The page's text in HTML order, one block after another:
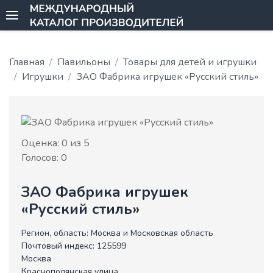
Главная Павильоны
Товары для детей и игрушки
Игрушки
ЗАО Фабрика игрушек «Русский стиль»
Оценка: 0 из 5
Голосов: 0
ЗАО Фабрика игрушек
«Русский стиль»
Регион, область: Москва и Московская область
Почтовый индекс: 125599
Москва